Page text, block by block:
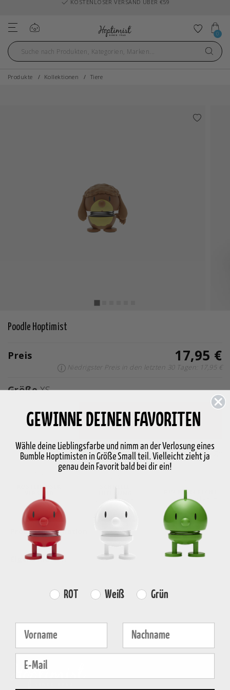
Zu
0
Produkte Kollektionen Tiere
Poodle Hoptimist
Preis 17,95 €
Niedrigster Preis in den letzten 30 Tagen: 17,95 €
GrößeXS
+ In den Warenkorb legen
Auf Lager Lieferung in 2-5 Werktage
KOSTENLOSER
VERSAND
über €59
2-5 Werktage
RÜCKGABERECHT
30 Tage Rückgabe
Eigenschaften
Produktinformation
GEWINNE DEINEN FAVORITEN
Wähle deine Lieblingsfarbe und nimm an der Verlosung eines
Bumble Hoptimisten in Größe Small teil. Vielleicht zieht ja
genau dein Favorit bald bei dir ein!
Farvevalg
ROT Weiß Grün
Fornavn Efternavn
E-mail